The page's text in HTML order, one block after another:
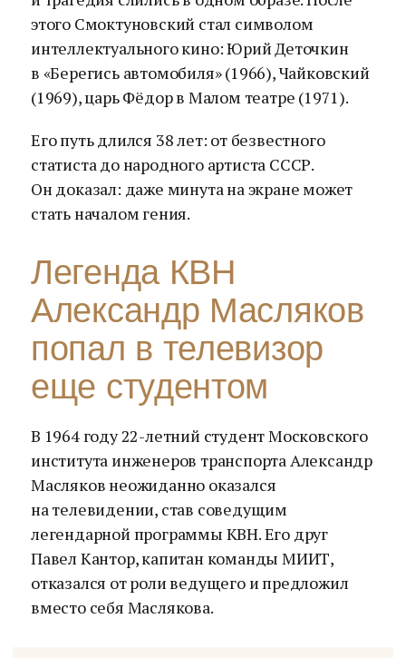
этого Смоктуновский стал символом
интеллектуального кино: Юрий Деточкин
в «Берегись автомобиля» (1966), Чайковский
(1969), царь Фёдор в Малом театре (1971).
Его путь длился 38 лет: от безвестного
статиста до народного артиста СССР.
Он доказал: даже минута на экране может
стать началом гения.
Легенда КВН
Александр Масляков
попал в телевизор
еще студентом
В 1964 году 22-летний студент Московского
института инженеров транспорта Александр
Масляков неожиданно оказался
на телевидении, став соведущим
легендарной программы КВН. Его друг
Павел Кантор, капитан команды МИИТ,
отказался от роли ведущего и предложил
вместо себя Маслякова.